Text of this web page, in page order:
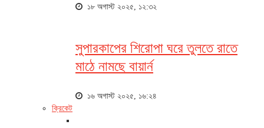
১৮ অগাস্ট ২০২৫, ১২:৩২
সুপারকাপের শিরোপা ঘরে তুলতে রাতে
মাঠে নামছে বায়ার্ন
১৬ অগাস্ট ২০২৫, ১৬:২৪
ক্রিকেট